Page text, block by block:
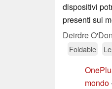
dispositivi
presenti sul
Deirdre
Foldable
mondo